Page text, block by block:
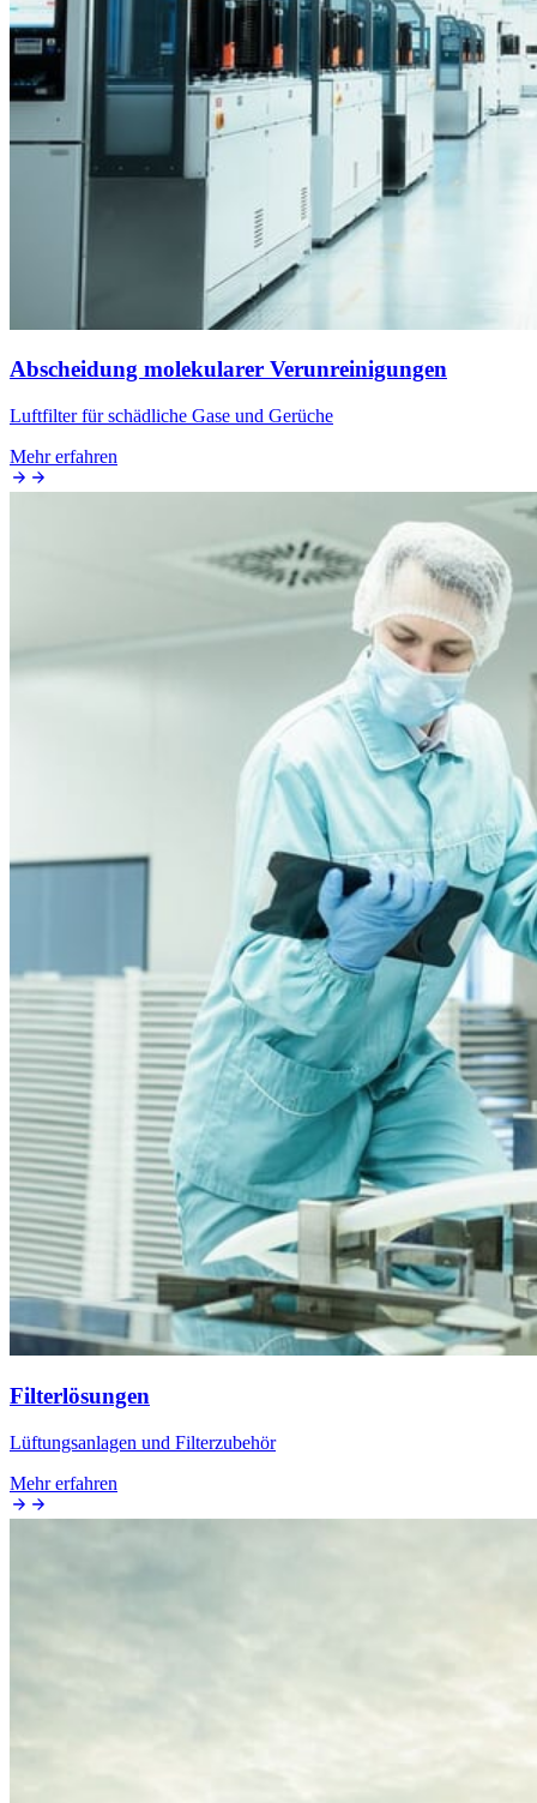
Abscheidung molekularer Verunreinigungen
Luftfilter für schädliche Gase und Gerüche
Mehr erfahren
Filterlösungen
Lüftungsanlagen und Filterzubehör
Mehr erfahren